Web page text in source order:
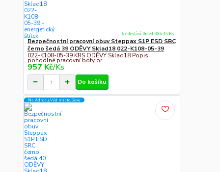
Bezpečnostní pracovní obuv Steppax S1P ESD SRC
černo šedá 39 ODĚVY Sklad18 022-K108-05-39
022-K108-05-39 KRS ODĚVY Sklad18 Popis:
pohodlné pracovní boty pr...
957 Kč/Ks
k odeslání Ihned-48h 45 Ks
Do košíku
Na Adresu,Výd.místo,Boxu